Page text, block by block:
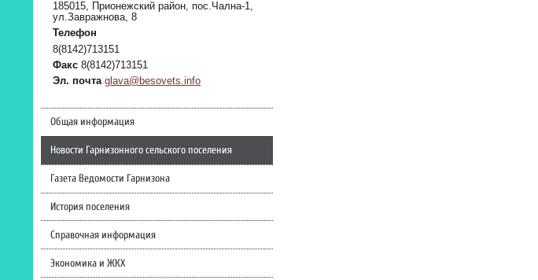
185015, Прионежский район, пос.Чална-1,
ул.Завражнова, 8
Телефон
8(8142)713151
Факс 8(8142)713151
Эл. почта glava@besovets.info
Общая информация
Новости Гарнизонного сельского поселения
Газета Ведомости Гарнизона
История поселения
Справочная информация
Экономика и ЖКХ